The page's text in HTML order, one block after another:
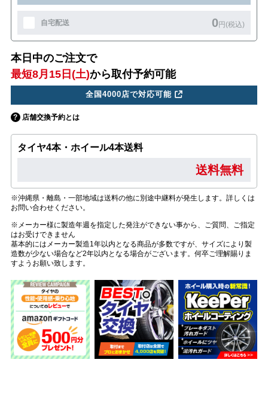
自宅配送 0円(税込)
本日中のご注文で
最短8月15日(土)から取付予約可能
全国4000店で対応可能
店舗交換予約とは
タイヤ4本・ホイール4本送料
送料無料
※沖縄県・離島・一部地域は送料の他に別途中継料が発生します。詳しくは
お問い合わせください。
※メーカー様に製造年週を指定した発注ができない事から、ご質問、ご指定
はお受けできません
基本的にはメーカー製造1年以内となる商品が多数ですが、サイズにより製
造数が少ない場合など2年以内となる場合がございます。何卒ご理解賜りま
すようお願い致します。